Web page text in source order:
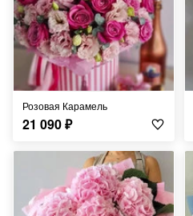
Розовая Карамель
21 090₽